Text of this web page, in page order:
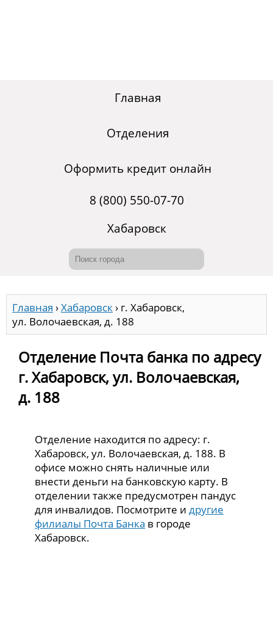
Главная
Отделения
Оформить кредит онлайн
8 (800) 550-07-70
Хабаровск
Главная ›Хабаровск› г. Хабаровск,
ул. Волочаевская, д. 188
Отделение Почта банка по адресу
г. Хабаровск, ул. Волочаевская,
д. 188
Отделение находится по адресу: г.
Хабаровск, ул. Волочаевская, д. 188. В
офисе можно снять наличные или
внести деньги на банковскую карту. В
отделении также предусмотрен пандус
для инвалидов. Посмотрите идругие
филиалы Почта Банка в городе
Хабаровск.